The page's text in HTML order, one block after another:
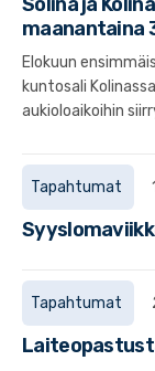
maanantaina
Elokuun
kuntosali
aukioloaikoihin
Tapahtumat
Tapahtumat